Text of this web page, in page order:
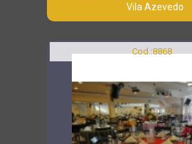
Vila Azevedo
Cod.:8868